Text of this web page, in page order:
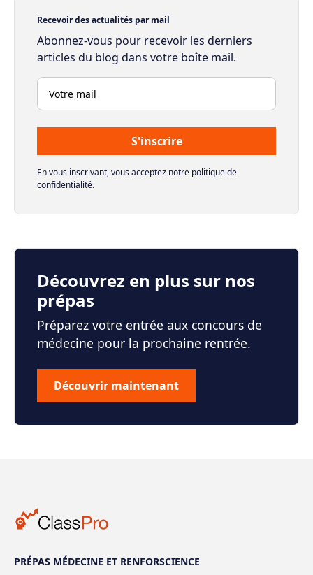
Recevoir des actualités par mail
Abonnez-vous pour recevoir les derniers
articles du blog dans votre boîte mail.
En vous inscrivant, vous acceptez notre politique de
confidentialité.
Découvrez en plus sur nos
prépas
Préparez votre entrée aux concours de
médecine pour la prochaine rentrée.
Découvrir maintenant
PRÉPAS MÉDECINE ET RENFORSCIENCE